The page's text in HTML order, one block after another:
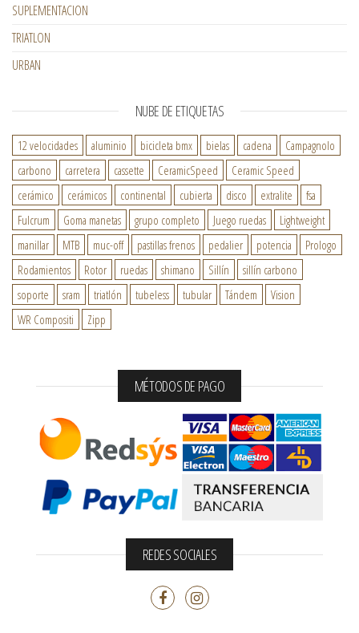
SUPLEMENTACION
TRIATLON
URBAN
NUBE DE ETIQUETAS
12 velocidades aluminio bicicleta bmx bielas cadena
Campagnolo
carbono
carretera cassette CeramicSpeed
Ceramic Speed
cerámico
cerámicos continental cubierta disco extralite
fsa
Fulcrum
Goma manetas grupo completo Juego ruedas
Lightweight
manillar
MTB muc-off pastillas frenos pedalier potencia
Prologo
Rodamientos
Rotor ruedas shimano Sillín
sillín carbono
soporte
sram triatlón tubeless tubular Tándem
Vision
WR Compositi
Zipp
MÉTODOS DE PAGO
REDES SOCIALES